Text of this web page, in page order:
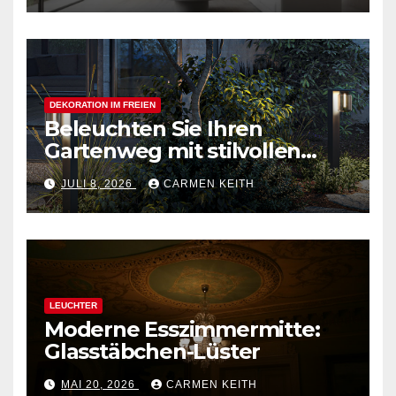
Zuhause
DEKORATION IM FREIEN
Beleuchten Sie Ihren
Gartenweg mit stilvollen
Außenpollerleuchten
JULI 8, 2026 CARMEN KEITH
LEUCHTER
Moderne Esszimmermitte:
Glasstäbchen-Lüster
MAI 20, 2026 CARMEN KEITH